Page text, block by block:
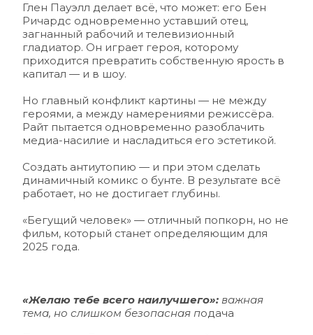
Глен Пауэлл делает всё, что может: его Бен
Ричардс одновременно уставший отец,
загнанный рабочий и телевизионный
гладиатор. Он играет героя, которому
приходится превратить собственную ярость в
капитал — и в шоу.
Но главный конфликт картины — не между
героями, а между намерениями режиссёра.
Райт пытается одновременно разоблачить
медиа-насилие и насладиться его эстетикой.
Создать антиутопию — и при этом сделать
динамичный комикс о бунте. В результате всё
работает, но не достигает глубины.
«Бегущий человек» — отличный попкорн, но не
фильм, который станет определяющим для
2025 года.
«Желаю тебе всего наилучшего»: важная
тема, но слишком безопасная подача